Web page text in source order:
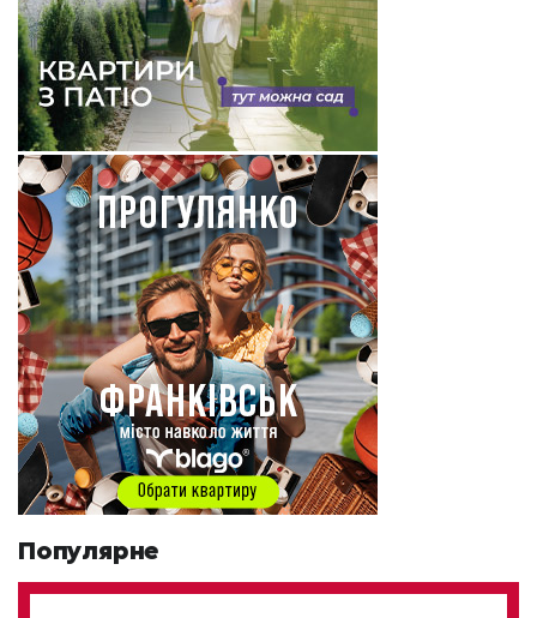
Популярне